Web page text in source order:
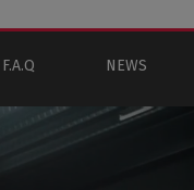
F.A.Q NEWS